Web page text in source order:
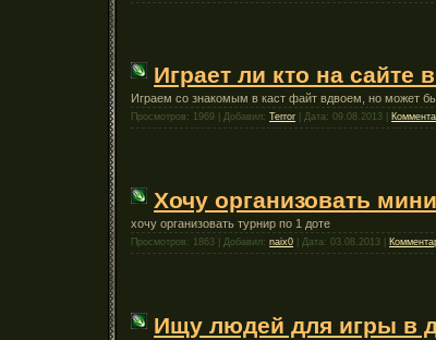
Играет ли кто на сайте
Играем со знакомым в каст файт вдвоем, но может
Просмотров: 1969 | Добавил:Terror | Дата:09.08.2013
Хочу организовать
хочу организовать турнир по 1 доте
Просмотров: 1863 | Добавил:naix0 | Дата:03.08.2013
Ищу людей для игры в